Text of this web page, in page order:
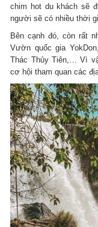
chim hot du khách sẽ
người sẽ có nhiều thời
Bên cạnh đó, còn rất
Vườn quốc gia
Thác Thủy Tiên,… Vì
cơ hội tham quan các